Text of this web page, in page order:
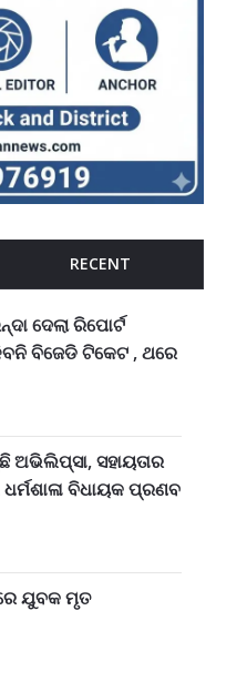
RECENT
ଦେଲା ରିପୋର୍ଟ
ବିଜେଡି ଟିକେଟ , ଥରେ
ଅଭିଲିପ୍ସା, ସହାୟତାର
ବିଧାୟକ ପ୍ରଣବ
ଯୁବକ ମୃତ